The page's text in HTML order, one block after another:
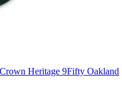
Heritage 9Fifty Oakland